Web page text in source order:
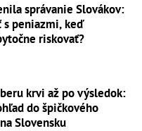
správanie Slovákov:
s peniazmi, keď
riskovať?
krvi až po výsledok:
do špičkového
Slovensku